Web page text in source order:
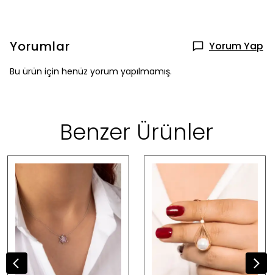
Yorumlar Yorum Yap
Bu ürün için henüz yorum yapılmamış.
Benzer Ürünler